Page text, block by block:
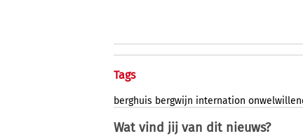
Tags
berghuis bergwijn internation
Wat vind jij van dit nieuws?